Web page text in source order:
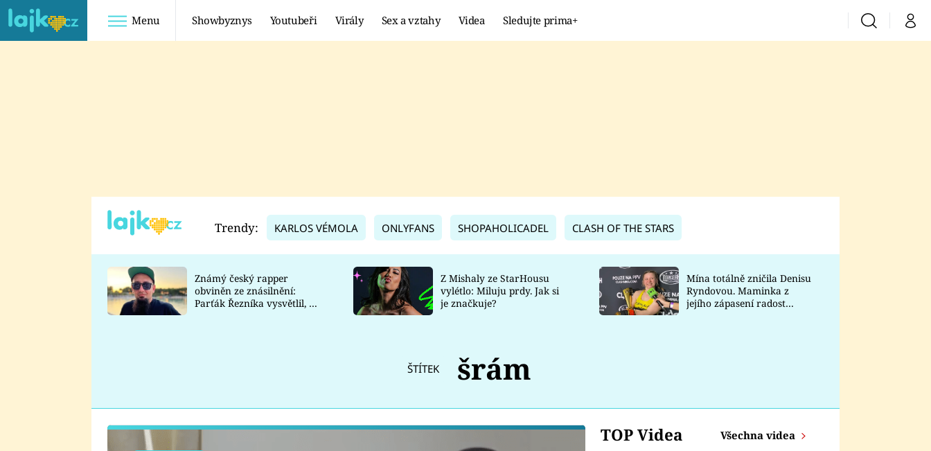
Menu Showbyznys Youtubeři Virály Sex a vztahy Videa Sledujte prima+ VyhledáváníMůj
TADEÁŠ KUBĚNKA
DATEL
Prima Lajk
Sledujte nás
Trendy: KARLOS VÉMOLA ONLYFANS SHOPAHOLICADEL CLASH OF THE STARS
Známý český rapper
obviněn ze znásilnění:
Parťák Řezníka vysvětlil, co
Z Mishaly ze StarHousu
vylétlo: Miluju prdy. Jak si
je značkuje?
Mína totálně zničila Denisu
Ryndovou. Maminka z
jejího zápasení radost
ŠTÍTEK šrám
TOP Videa Všechna videa